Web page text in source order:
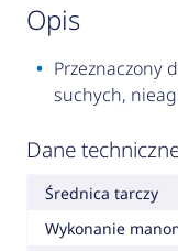
opis
Przeznaczony
suchych,
Dane
Średnica tarczy
Wykonanie